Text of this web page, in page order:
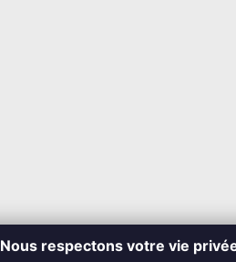
Nous respectons votre vie